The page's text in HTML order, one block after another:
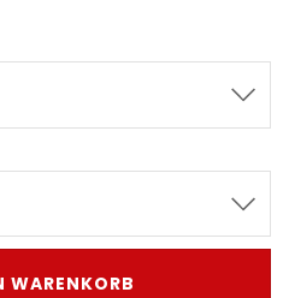
WARENKORB